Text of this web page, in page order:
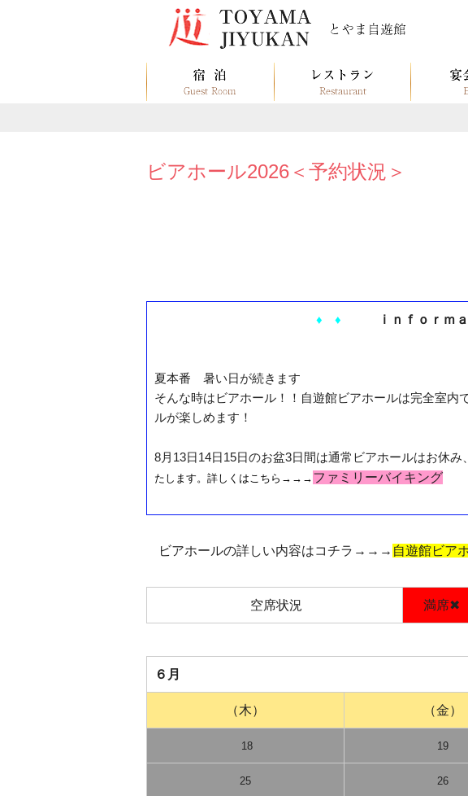
ビアホール2026＜予約状況＞
♦ ♦ ｉｎｆｏｒｍ
夏本番 暑い日が続きます
そんな時はビアホール！！自遊館ビアホールは完全室内
ルが楽しめます！
8月13日14日15日のお盆3日間は通常ビアホールはお休み
たします。詳しくはこちら→→→ ファミリーバイキング
ビアホールの詳しい内容はコチラ→→→ 自遊館ビア
空席状況 満席✖
６月
（木） （金）
18 19
25 26